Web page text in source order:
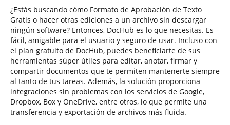
¿Estás buscando cómo Formato de Aprobación de Texto
Gratis o hacer otras ediciones a un archivo sin descargar
ningún software? Entonces, DocHub es lo que necesitas. Es
fácil, amigable para el usuario y seguro de usar. Incluso con
el plan gratuito de DocHub, puedes beneficiarte de sus
herramientas súper útiles para editar, anotar, firmar y
compartir documentos que te permiten mantenerte siempre
al tanto de tus tareas. Además, la solución proporciona
integraciones sin problemas con los servicios de Google,
Dropbox, Box y OneDrive, entre otros, lo que permite una
transferencia y exportación de archivos más fluida.